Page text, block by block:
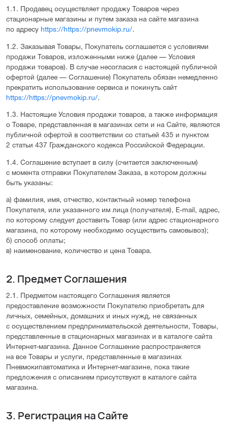
1.1. Продавец осуществляет продажу Товаров через
стационарные магазины и путем заказа на сайте магазина
по адресу https://https://pnevmokip.ru/.
1.2. Заказывая Товары, Покупатель соглашается с условиями
продажи Товаров, изложенными ниже (далее — Условия
продажи товаров). В случае несогласия с настоящей публичной
офертой (далее — Соглашение) Покупатель обязан немедленно
прекратить использование сервиса и покинуть сайт
https://https://pnevmokip.ru/.
1.3. Настоящие Условия продажи товаров, а также информация
о Товаре, представленная в магазинах сети и на Сайте, являются
публичной офертой в соответствии со статьей 435 и пунктом
2 статьи 437 Гражданского кодекса Российской Федерации.
1.4. Соглашение вступает в силу (считается заключенным)
с момента отправки Покупателем Заказа, в котором должны
быть указаны:
а) фамилия, имя, отчество, контактный номер телефона
Покупателя, или указанного им лица (получателя), E-mail, адрес,
по которому следует доставить Товар (или адрес стационарного
магазина, по которому необходимо осуществить самовывоз);
б) способ оплаты;
в) наименование, количество и цена Товара.
2. Предмет Cоглашения
2.1. Предметом настоящего Соглашения является
предоставление возможности Покупателю приобретать для
личных, семейных, домашних и иных нужд, не связанных
с осуществлением предпринимательской деятельности, Товары,
представленные в стационарных магазинах и в каталоге сайта
Интернет-магазина. Данное Соглашение распространяется
на все Товары и услуги, представленные в магазинах
Пневмокипавтоматика и Интернет-магазине, пока такие
предложения с описанием присутствуют в каталоге сайта
магазина.
3. Регистрация на Cайте